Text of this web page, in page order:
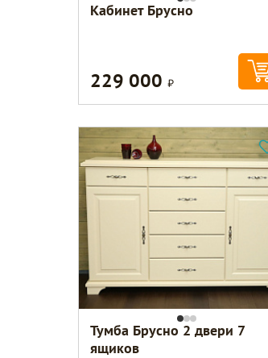
Кабинет Брусно
229 000Р
Тумба Брусно 2 двери 7
ящиков